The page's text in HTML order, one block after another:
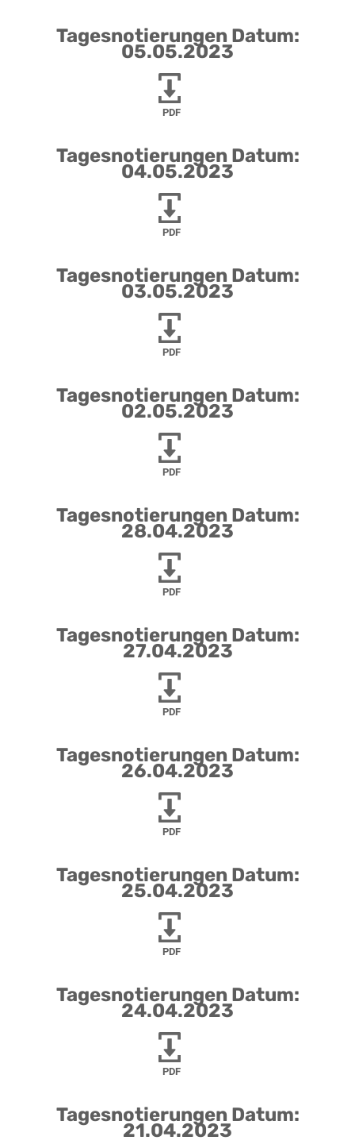
Tagesnotierungen Datum:
05.05.2023
PDF
Tagesnotierungen Datum:
04.05.2023
PDF
Tagesnotierungen Datum:
03.05.2023
PDF
Tagesnotierungen Datum:
02.05.2023
PDF
Tagesnotierungen Datum:
28.04.2023
PDF
Tagesnotierungen Datum:
27.04.2023
PDF
Tagesnotierungen Datum:
26.04.2023
PDF
Tagesnotierungen Datum:
25.04.2023
PDF
Tagesnotierungen Datum:
24.04.2023
PDF
Tagesnotierungen Datum:
21.04.2023